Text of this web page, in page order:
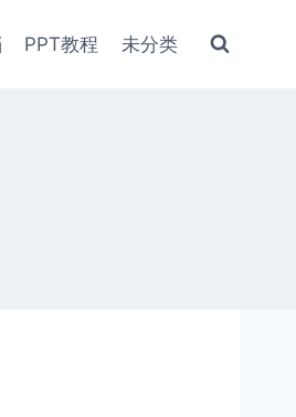
PPT教程 未分类